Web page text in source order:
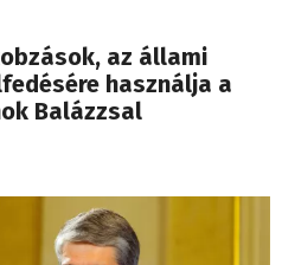
az állami
használja a
Balázzsal